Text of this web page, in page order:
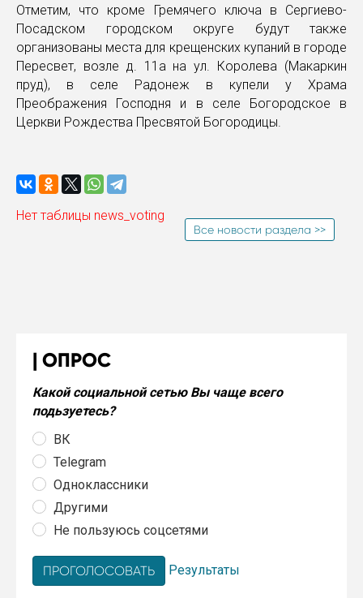
Отметим, что кроме Гремячего ключа в Сергиево-
Посадском городском округе будут также
организованы места для крещенских купаний в городе
Пересвет, возле д. 11а на ул. Королева (Макаркин
пруд), в селе Радонеж в купели у Храма
Преображения Господня и в селе Богородское в
Церкви Рождества Пресвятой Богородицы.
Нет таблицы news_voting
Все новости раздела >>
ОПРОС
Какой социальной сетью Вы чаще всего
подьзуетесь?
ВК
Telegram
Одноклассники
Другими
Не пользуюсь соцсетями
Результаты